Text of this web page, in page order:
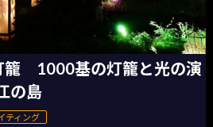
籠 1000基の灯籠と光の演
の島
ティング